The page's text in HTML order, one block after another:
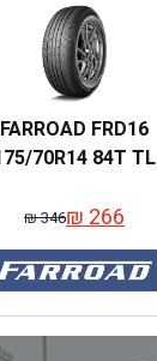
FARROAD FRD16
70R14 84T TL
₪346
המחיר
המקורי
היה:
₪ 346.
₪266 המחיר
הנוכחי
הוא:
₪ 266.